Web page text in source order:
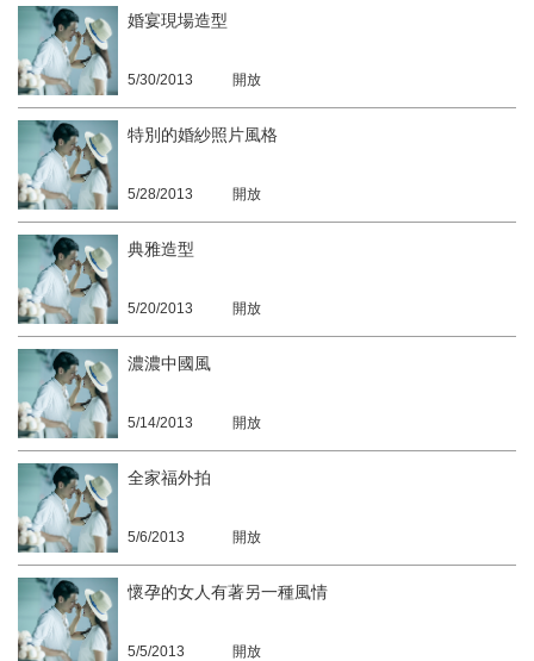
婚宴現場造型
5/30/2013 開放
特別的婚紗照片風格
5/28/2013 開放
典雅造型
5/20/2013 開放
濃濃中國風
5/14/2013 開放
全家福外拍
5/6/2013 開放
懷孕的女人有著另一種風情
5/5/2013 開放